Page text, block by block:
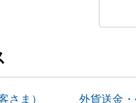
さま） 外貨送金